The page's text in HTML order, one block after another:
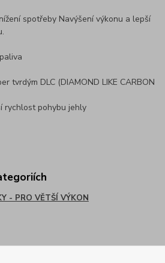
spotřeby Navýšení výkonu a lepší
tvrdým DLC (DIAMOND LIKE CARBON
rychlost pohybu jehly
- PRO VĚTŠÍ VÝKON